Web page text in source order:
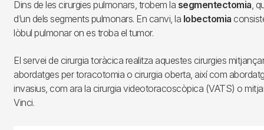
Dins de les cirurgies pulmonars, trobem la segmentectomia,
d’un dels segments pulmonars. En canvi, la lobectomia
lòbul pulmonar on es troba el tumor.
El servei de cirurgia toràcica realitza aquestes cirurgies
abordatges per toracotomia o cirurgia oberta, així com
invasius, com ara la cirurgia videotoracoscòpica (VATS) o
Vinci.